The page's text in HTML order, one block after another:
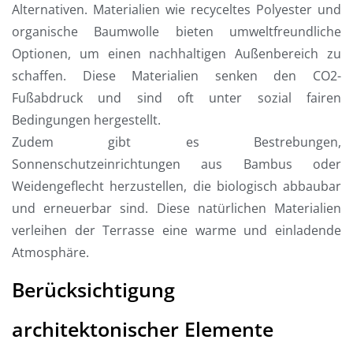
Alternativen. Materialien wie recyceltes Polyester und
organische Baumwolle bieten umweltfreundliche
Optionen, um einen nachhaltigen Außenbereich zu
schaffen. Diese Materialien senken den CO2-
Fußabdruck und sind oft unter sozial fairen
Bedingungen hergestellt.
Zudem gibt es Bestrebungen,
Sonnenschutzeinrichtungen aus Bambus oder
Weidengeflecht herzustellen, die biologisch abbaubar
und erneuerbar sind. Diese natürlichen Materialien
verleihen der Terrasse eine warme und einladende
Atmosphäre.
Berücksichtigung
architektonischer Elemente